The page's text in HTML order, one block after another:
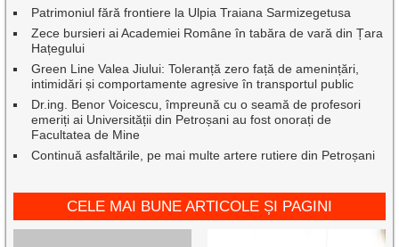
Patrimoniul fără frontiere la Ulpia Traiana Sarmizegetusa
Zece bursieri ai Academiei Române în tabăra de vară din Țara
Hațegului
Green Line Valea Jiului: Toleranță zero față de amenințări,
intimidări și comportamente agresive în transportul public
Dr.ing. Benor Voicescu, împreună cu o seamă de profesori
emeriți ai Universității din Petroșani au fost onorați de
Facultatea de Mine
Continuă asfaltările, pe mai multe artere rutiere din Petroșani
CELE MAI BUNE ARTICOLE ȘI PAGINI